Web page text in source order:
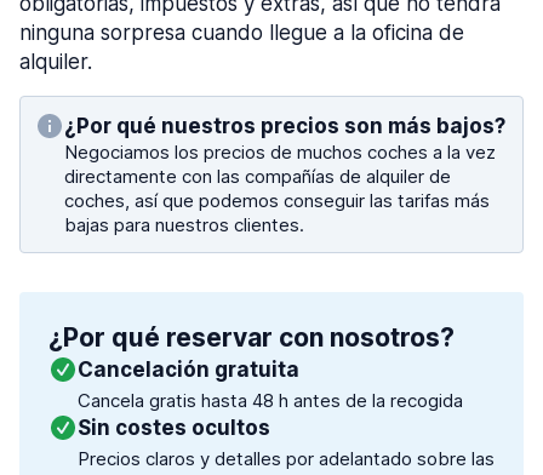
ninguna sorpresa cuando llegue a la oficina de
alquiler.
¿Por qué nuestros precios son más bajos?
Negociamos los precios de muchos coches a la vez
directamente con las compañías de alquiler de
coches, así que podemos conseguir las tarifas más
bajas para nuestros clientes.
¿Por qué reservar con nosotros?
Cancelación gratuita
Cancela gratis hasta 48 h antes de la recogida
Sin costes ocultos
Precios claros y detalles por adelantado sobre las